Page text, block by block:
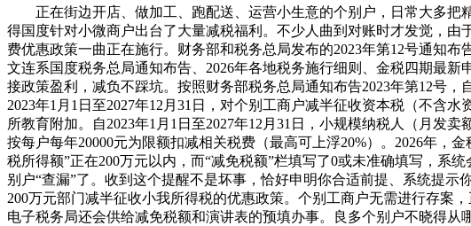
正在街边开店、做加工、跑配送、运营小生意的个别户，日常大多把
得国度针对小微商户出台了大量减税福利。不少人曲到对账时才发觉，
费优惠政策一曲正在施行。财务部和税务总局发布的2023年第12号通知
文连系国度税务总局通知布告、2026年各地税务施行细则、金税四期最
接政策盈利，减负不踩坑。按照财务部税务总局通知布告2023年第12号
2023年1月1日至2027年12月31日，对个别工商户减半征收资本税（不含
所教育附加。自2023年1月1日至2027年12月31日，小规模纳税人（月发
按每户每年20000元为限额扣减相关税费（最高可上浮20%）。2026年，
税所得额”正在200万元以内，而“减免税额”栏填写了0或未准确填写，系
别户“查漏”了。收到这个提醒不是坏事，恰好申明你合适前提、系统提
200万元部门减半征收小我所得税的优惠政策。个别工商户无需进行存案
电子税务局还会供给减免税额和演讲表的预填办事。良多个别户不晓得